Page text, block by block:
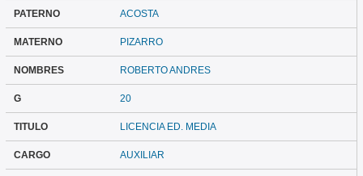
PATERNO ACOSTA
MATERNO PIZARRO
NOMBRES ROBERTO ANDRES
G 20
TITULO LICENCIA ED. MEDIA
CARGO AUXILIAR